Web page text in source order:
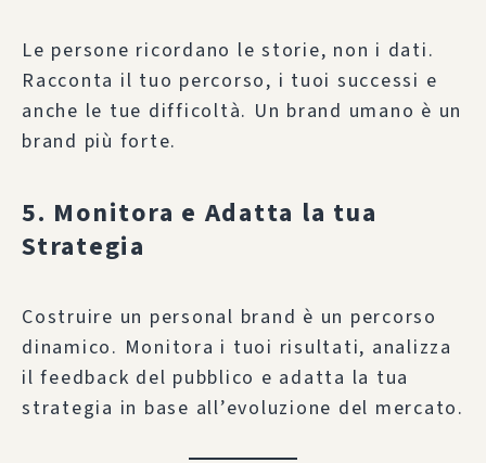
Le persone ricordano le storie, non i dati.
Racconta il tuo percorso, i tuoi successi e
anche le tue difficoltà. Un brand umano è un
brand più forte.
5. Monitora e Adatta la tua
Strategia
Costruire un personal brand è un percorso
dinamico. Monitora i tuoi risultati, analizza
il feedback del pubblico e adatta la tua
strategia in base all’evoluzione del mercato.